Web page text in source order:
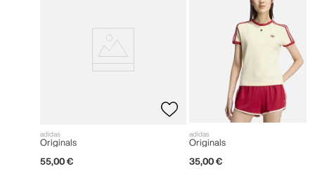
adidas
Originals
55,00 €
adidas
Originals
35,00 €